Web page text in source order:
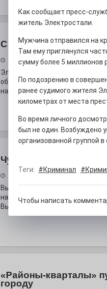
С любовью к истории,
29.07.2026
Электросталь давно
образования. В очередной раз
наши педагоги.
Чувство Родины —
Выставка «Палитра
на который электростальцев
Выставочный зал им. Олега
«Районы-кварталы»
городу
Как сообщает пресс-
житель Электростали.
Мужчина отправился на
Там ему приглянулся
сумму более 5 миллионов
По подозрению в
ранее судимого жителя
километрах от места
Во время личного
был не один. Возбуждено
организованной группой
Теги: #Криминал
Чтобы написать